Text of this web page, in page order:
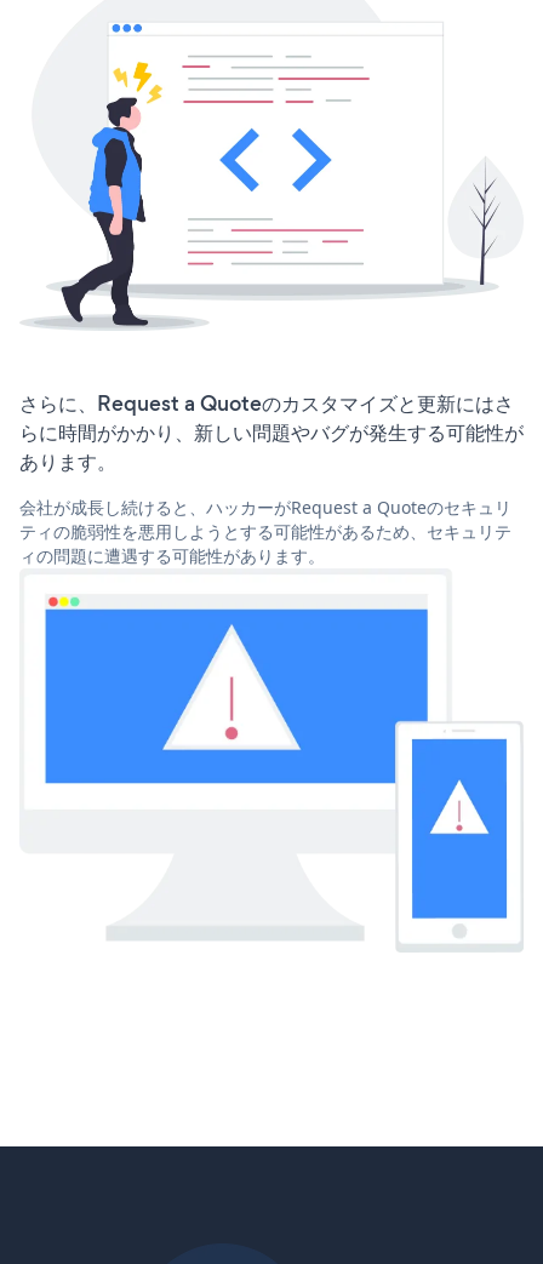
さらに、Request a Quoteのカスタマイズと更新にはさ
らに時間がかかり、新しい問題やバグが発生する可能性が
あります。
会社が成長し続けると、ハッカーがRequest a Quoteのセキュリ
ティの脆弱性を悪用しようとする可能性があるため、セキュリテ
ィの問題に遭遇する可能性があります。